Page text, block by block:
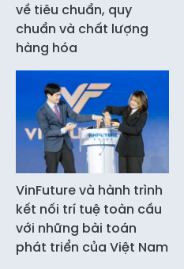
về tiêu chuẩn, quy
chuẩn và chất lượng
hàng hóa
VinFuture và hành trình
kết nối trí tuệ toàn cầu
với những bài toán
phát triển của Việt Nam